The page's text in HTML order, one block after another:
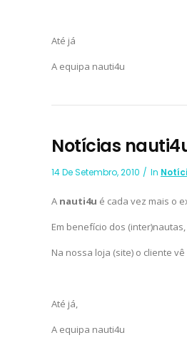
Até já
A equipa nauti4u
Notícias
14 De Setembro, 2010 In
A nauti4u é cada vez mais o
Em benefício dos
Na nossa loja (site) o cliente
Até já,
A equipa nauti4u